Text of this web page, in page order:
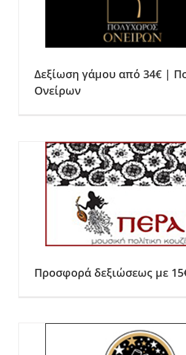
Δεξίωση γάμου από 34€ |
Ονείρων
Προσφορά δεξιώσεως με